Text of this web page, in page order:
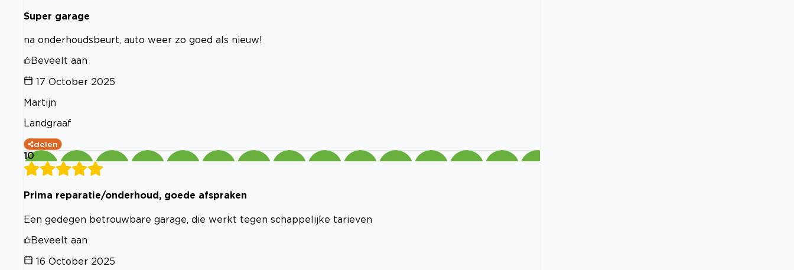
Super garage
na onderhoudsbeurt, auto weer zo goed als nieuw!
Beveelt aan
17 October 2025
Martijn
Landgraaf
delen
10
Prima reparatie/onderhoud, goede afspraken
Een gedegen betrouwbare garage, die werkt tegen schappelijke tarieven
Beveelt aan
16 October 2025